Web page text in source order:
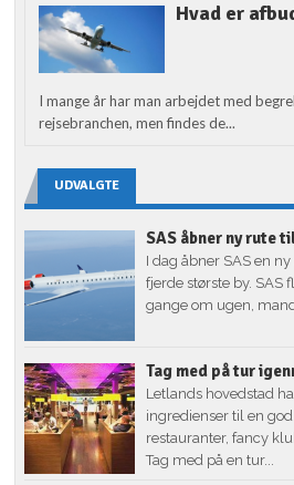
Hvad er
I mange år har man arbejdet med
rejsebranchen, men findes de...
UDVALGTE
SAS åbner ny rute
I dag åbner SAS en
fjerde største by. SAS
gange om ugen,
Tag med på tur
Letlands hovedstad
ingredienser til en
restauranter, fancy
Tag med på en tur...